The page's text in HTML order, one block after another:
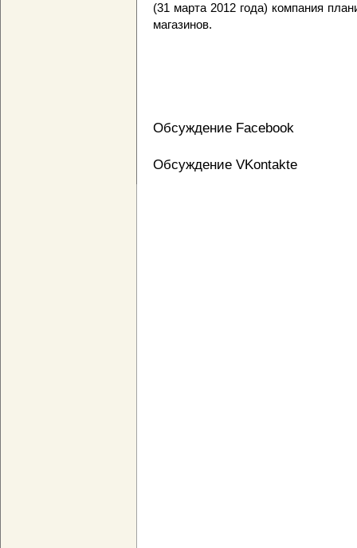
(31 марта 2012 года) компания
магазинов.
Обсуждение Facebook
Обсуждение VKontakte